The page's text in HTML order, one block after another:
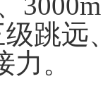
跳远
力。